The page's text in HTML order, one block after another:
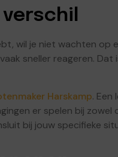
wil je niet wachten op
sneller reageren.
Harskamp. Een
er spelen bij zowel
bij jouw specifieke